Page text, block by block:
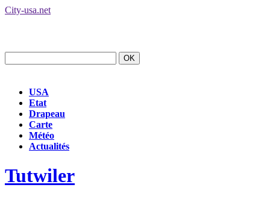
City-usa.net
USA
Etat
Drapeau
Carte
Météo
Actualités
Tutwiler